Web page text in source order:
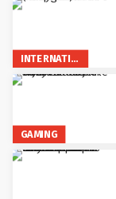
INTERNATIONAL
GAMING